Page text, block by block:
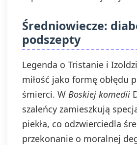
Średniowiecze:
podszepty
Legenda o Tristanie i
miłość jako formę obłędu
śmierci. W Boskiej komedii
szaleńcy zamieszkują
piekła, co odzwierciedla
przekonanie o moralnej